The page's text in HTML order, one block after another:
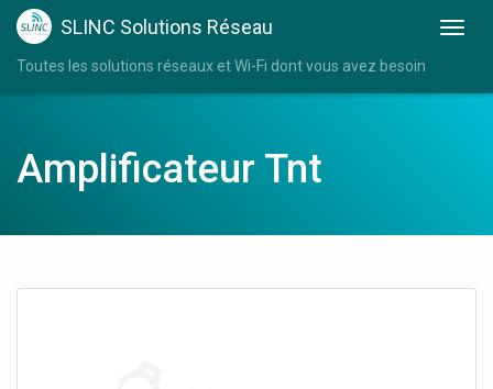
SLINC Solutions Réseau
Toutes les solutions réseaux et Wi-Fi dont vous avez besoin
Amplificateur Tnt